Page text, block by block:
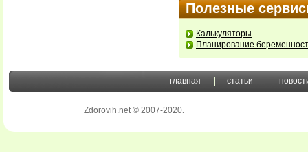
Полезные
Калькуляторы
Планирование
главная статьи
Zdorovih.net © 2007-2020